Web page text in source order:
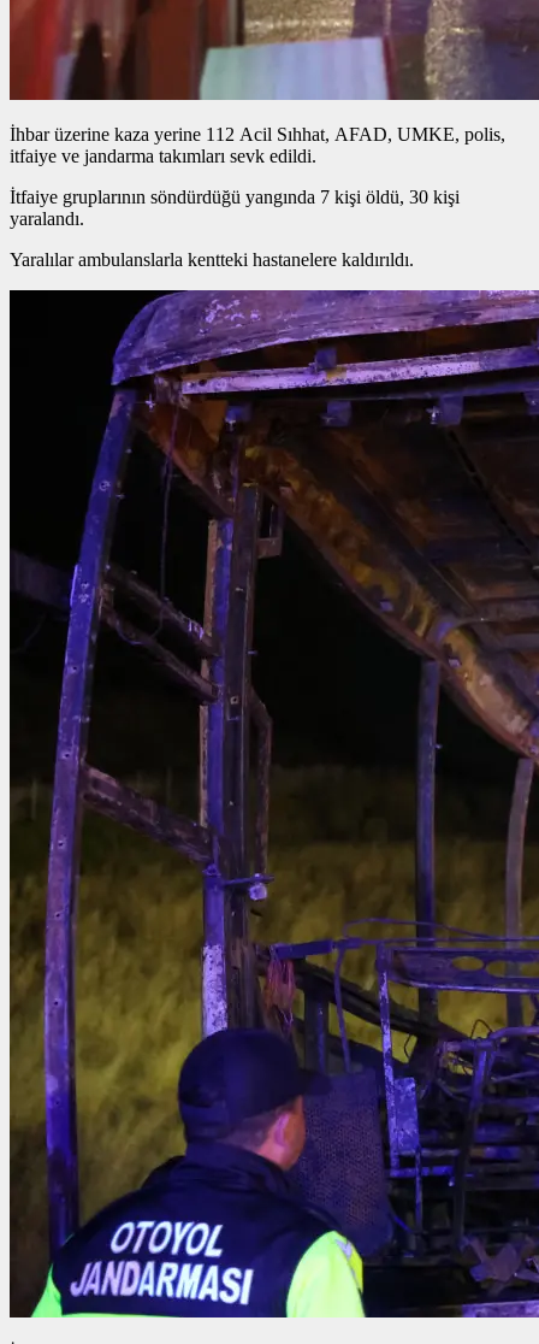
İhbar üzerine kaza yerine 112 Acil Sıhhat, AFAD, UMKE, polis,
itfaiye ve jandarma takımları sevk edildi.
İtfaiye gruplarının söndürdüğü yangında 7 kişi öldü, 30 kişi
yaralandı.
Yaralılar ambulanslarla kentteki hastanelere kaldırıldı.